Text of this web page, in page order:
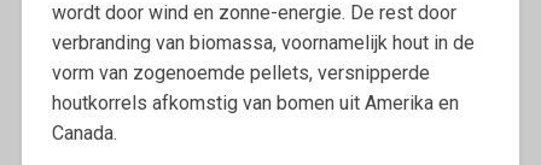
wordt door wind en zonne-energie. De rest door
verbranding van biomassa, voornamelijk hout in de
vorm van zogenoemde pellets, versnipperde
houtkorrels afkomstig van bomen uit Amerika en
Canada.